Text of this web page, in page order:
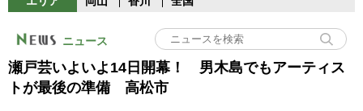
ニュース
瀬戸芸いよいよ14日開幕！ 男木島でもアーティス
トが最後の準備 高松市